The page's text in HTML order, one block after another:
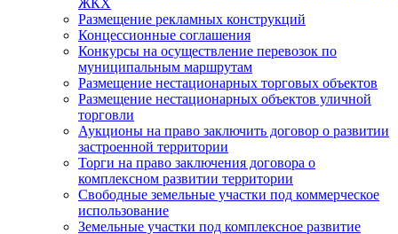
ЖКХ
Размещение рекламных конструкций
Концессионные соглашения
Конкурсы на осуществление перевозок по
муниципальным маршрутам
Размещение нестационарных торговых объектов
Размещение нестационарных объектов уличной
торговли
Аукционы на право заключить договор о развитии
застроенной территории
Торги на право заключения договора о
комплексном развитии территории
Свободные земельные участки под коммерческое
использование
Земельные участки под комплексное развитие